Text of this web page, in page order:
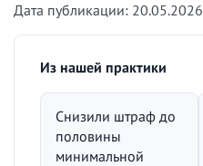
Дата публикации: 20.05.2026
Из нашей практики
Снизили штраф до
половины
минимальной